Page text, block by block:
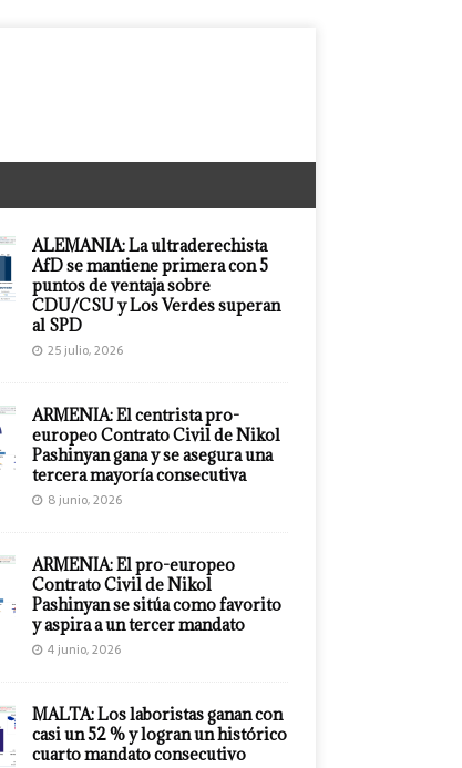
ALEMANIA: La ultraderechista
AfD se mantiene primera con 5
puntos de ventaja sobre
CDU/CSU y Los Verdes superan
al SPD
25 julio, 2026
ARMENIA: El centrista pro-
europeo Contrato Civil de Nikol
Pashinyan gana y se asegura una
tercera mayoría consecutiva
8 junio, 2026
ARMENIA: El pro-europeo
Contrato Civil de Nikol
Pashinyan se sitúa como favorito
y aspira a un tercer mandato
4 junio, 2026
MALTA: Los laboristas ganan con
casi un 52 % y logran un histórico
cuarto mandato consecutivo